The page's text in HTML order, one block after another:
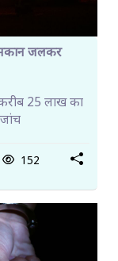
मकान जलकर
25 लाख का
152